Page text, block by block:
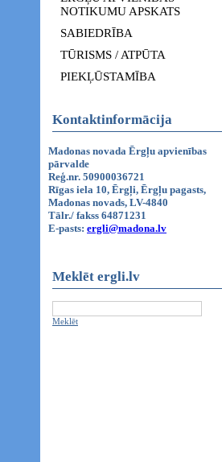
NOTIKUMU APSKATS
SABIEDRĪBA
TŪRISMS / ATPŪTA
PIEKĻŪSTAMĪBA
Kontaktinformācija
Madonas novada Ērgļu apvienības
pārvalde
Reģ.nr. 50900036721
Rīgas iela 10, Ērgļi, Ērgļu pagasts,
Madonas novads, LV-4840
Tālr./ fakss 64871231
E-pasts: ergli@madona.lv
Meklēt ergli.lv
Meklēt